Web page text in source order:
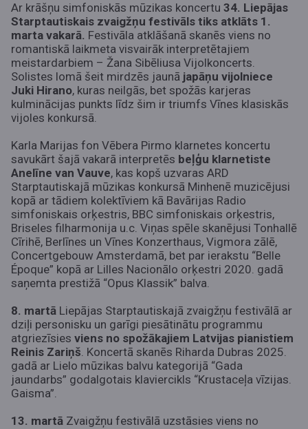
Ar krāšņu simfoniskās mūzikas koncertu 34. Liepājas
Starptautiskais zvaigžņu festivāls tiks atklāts 1.
marta vakarā. Festivāla atklāšanā skanēs viens no
romantiskā laikmeta visvairāk interpretētajiem
meistardarbiem – Žana Sibēliusa Vijolkoncerts.
Solistes lomā šeit mirdzēs jaunā japāņu vijolniece
Juki Hirano, kuras neilgās, bet spožās karjeras
kulminācijas punkts līdz šim ir triumfs Vīnes klasiskās
vijoles konkursā.
Karla Marijas fon Vēbera Pirmo klarnetes koncertu
savukārt šajā vakarā interpretēs beļģu klarnetiste
Anelīne van Vauve, kas kopš uzvaras ARD
Starptautiskajā mūzikas konkursā Minhenē muzicējusi
kopā ar tādiem kolektīviem kā Bavārijas Radio
simfoniskais orķestris, BBC simfoniskais orķestris,
Briseles filharmonija u.c. Viņas spēle skanējusi Tonhallē
Cīrihē, Berlīnes un Vīnes Konzerthaus, Vigmora zālē,
Concertgebouw Amsterdamā, bet par ierakstu “Belle
Époque” kopā ar Lilles Nacionālo orķestri 2020. gadā
saņemta prestižā “Opus Klassik” balva.
8. martā Liepājas Starptautiskajā zvaigžņu festivālā ar
dziļi personisku un garīgi piesātinātu programmu
atgriezīsies viens no spožākajiem Latvijas pianistiem
Reinis Zariņš. Koncertā skanēs Riharda Dubras 2025.
gadā ar Lielo mūzikas balvu kategorijā “Gada
jaundarbs” godalgotais klaviercikls “Krustaceļa vīzijas.
Gaisma”.
13. martā Zvaigžņu festivālā uzstāsies viens no